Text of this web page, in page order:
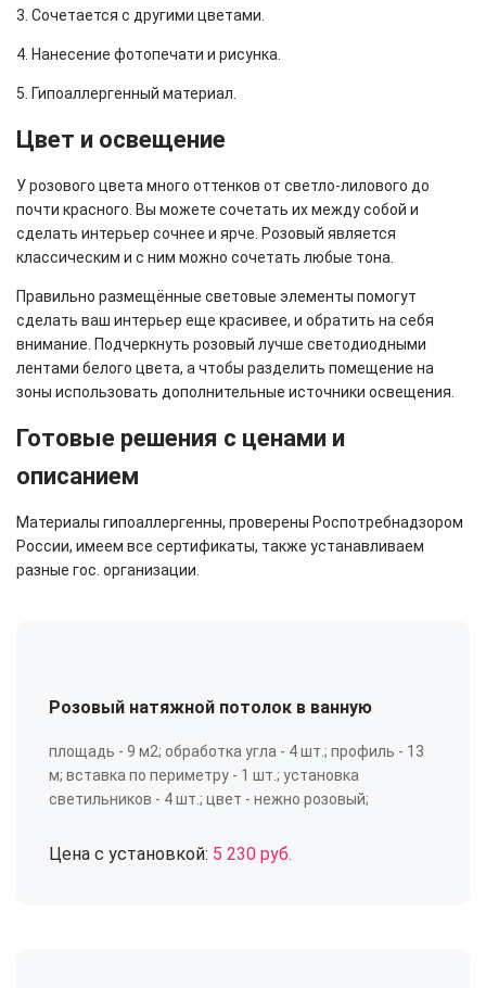
3. Сочетается с другими цветами.
4. Нанесение фотопечати и рисунка.
5. Гипоаллергенный материал.
Цвет и освещение
У розового цвета много оттенков от светло-лилового до
почти красного. Вы можете сочетать их между собой и
сделать интерьер сочнее и ярче. Розовый является
классическим и с ним можно сочетать любые тона.
Правильно размещённые световые элементы помогут
сделать ваш интерьер еще красивее, и обратить на себя
внимание. Подчеркнуть розовый лучше светодиодными
лентами белого цвета, а чтобы разделить помещение на
зоны использовать дополнительные источники освещения.
Готовые решения с ценами и
описанием
Материалы гипоаллергенны, проверены Роспотребнадзором
России, имеем все сертификаты, также устанавливаем
разные гос. организации.
Розовый натяжной потолок в ванную
площадь - 9 м2; обработка угла - 4 шт.; профиль - 13
м; вставка по периметру - 1 шт.; установка
светильников - 4 шт.; цвет - нежно розовый;
Цена с установкой: 5 230 руб.